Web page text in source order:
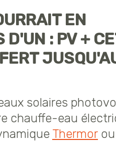
EN
D'UN : PV +
solaires
chauffe-eau
Thermor ou